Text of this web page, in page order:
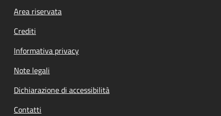
Footer menu
Area riservata
Crediti
Informativa privacy
Note legali
Dichiarazione di accessibilità
Contatti